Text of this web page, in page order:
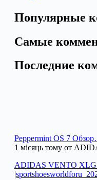
Популярные
Самые
Последние
Peppermint OS 7
1 місяць тому от
ADIDAS VENTO XLG